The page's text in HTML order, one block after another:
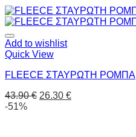
Add to wishlist
Quick View
FLEECE ΣΤΑΥΡΩΤΗ ΡΟΜΠΑ
43.90€ 26.30 €
-51%